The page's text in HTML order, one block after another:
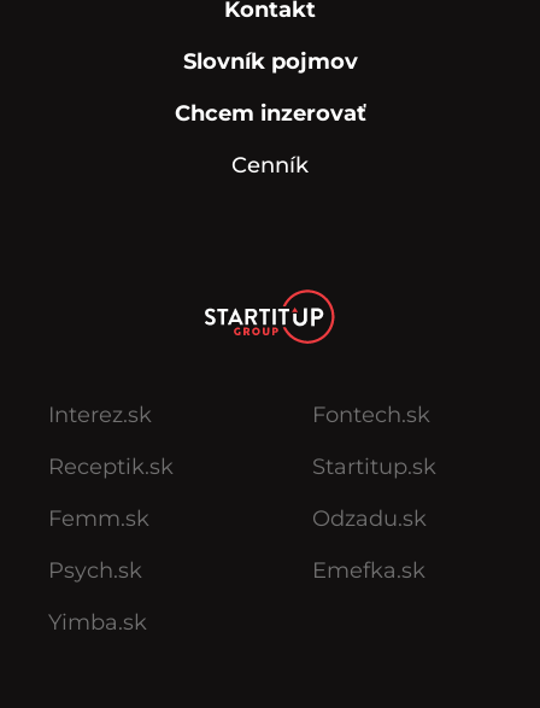
Kontakt
Slovník pojmov
Chcem inzerovať
Cenník
Interez.sk
Receptik.sk
Femm.sk
Psych.sk
Yimba.sk
Fontech.sk
Startitup.sk
Odzadu.sk
Emefka.sk